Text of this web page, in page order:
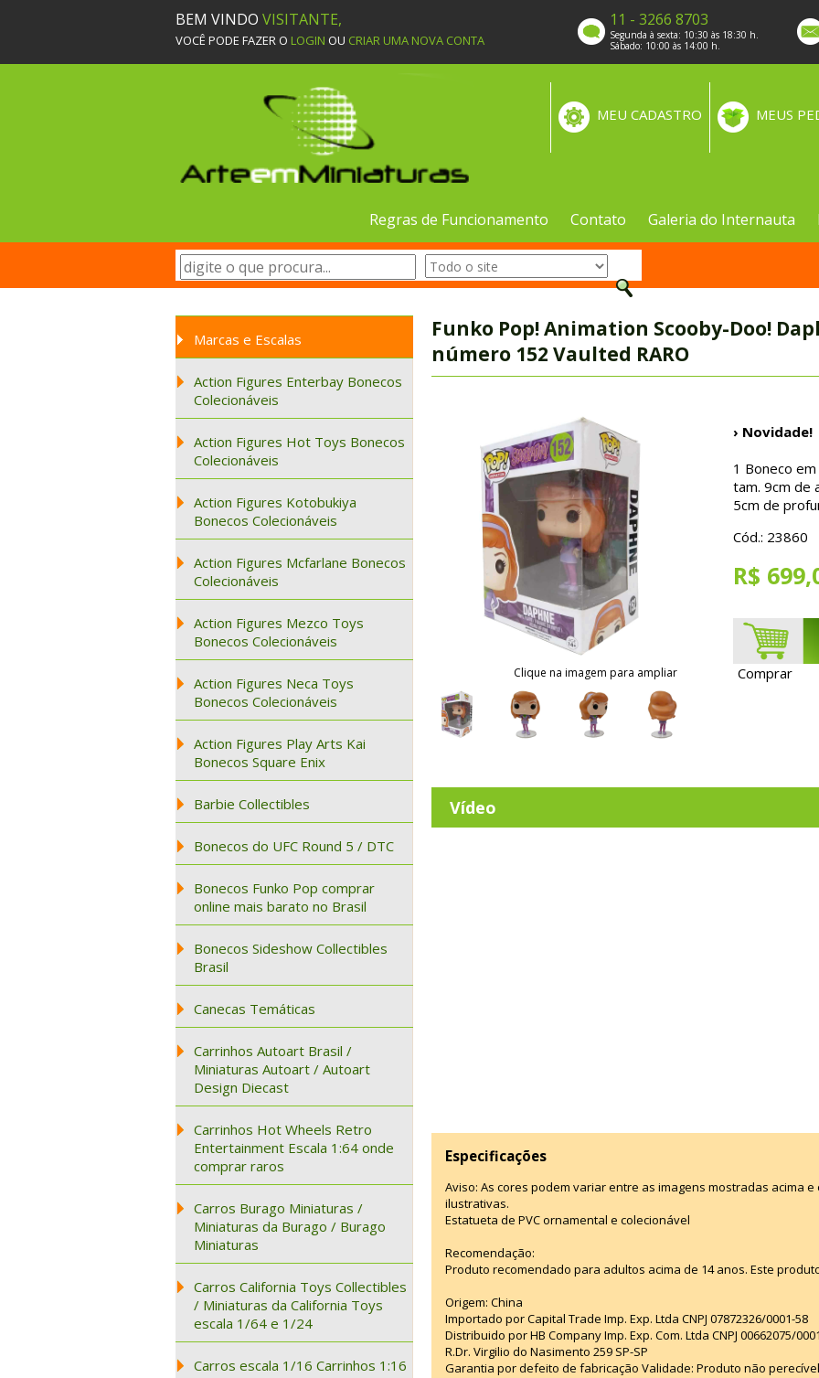
BEM VINDO VISITANTE,
VOCÊ PODE FAZER O LOGIN OU CRIAR UMA NOVA CONTA
11 - 3266 8703
Segunda à sexta: 10:30 às 18:30 h.
Sábado: 10:00 às 14:00 h.
MEUS
MEU CADASTRO
Regras de Funcionamento Contato Galeria do Internauta
Marcas e Escalas
Action Figures Enterbay Bonecos
Colecionáveis
Action Figures Hot Toys Bonecos
Colecionáveis
Action Figures Kotobukiya
Bonecos Colecionáveis
Action Figures Mcfarlane Bonecos
Colecionáveis
Action Figures Mezco Toys
Bonecos Colecionáveis
Action Figures Neca Toys
Bonecos Colecionáveis
Action Figures Play Arts Kai
Bonecos Square Enix
Barbie Collectibles
Bonecos do UFC Round 5 / DTC
Bonecos Funko Pop comprar
online mais barato no Brasil
Bonecos Sideshow Collectibles
Brasil
Canecas Temáticas
Carrinhos Autoart Brasil /
Miniaturas Autoart / Autoart
Design Diecast
Carrinhos Hot Wheels Retro
Entertainment Escala 1:64 onde
comprar raros
Carros Burago Miniaturas /
Miniaturas da Burago / Burago
Miniaturas
Carros California Toys Collectibles
/ Miniaturas da California Toys
escala 1/64 e 1/24
Carros escala 1/16 Carrinhos 1:16
Funko Pop! Animation Scooby-Doo!
número 152 Vaulted RARO
Clique na imagem para ampliar
› Novidade!
1 Boneco em
tam. 9cm de
5cm de
Cód.: 23860
R$
Comprar
Vídeo
Especificações
Aviso: As cores podem variar entre as imagens mostradas acima
ilustrativas.
Estatueta de PVC ornamental e colecionável
Recomendação:
Produto recomendado para adultos acima de 14 anos. Este
Origem: China
Importado por Capital Trade Imp. Exp. Ltda CNPJ 07872326/0001-58
Distribuido por HB Company Imp. Exp. Com. Ltda CNPJ 00662075/
R.Dr. Virgilio do Nasimento 259 SP-SP
Garantia por defeito de fabricação Validade: Produto não